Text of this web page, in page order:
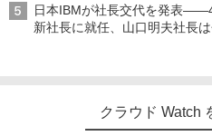
日本IBMが社長交代を発表
新社長に就任、山口明夫社長
クラウド Watch